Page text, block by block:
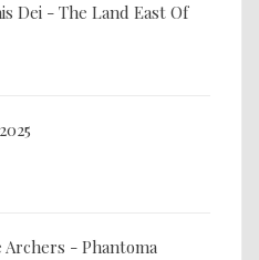
Dei - The Land East Of
Archers - Phantoma